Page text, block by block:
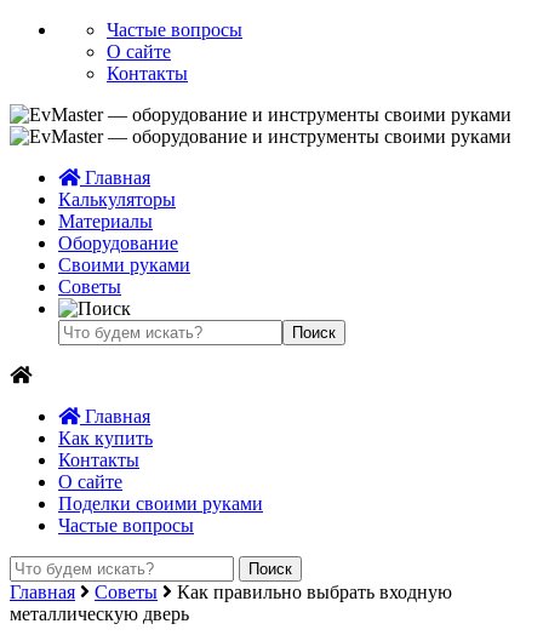
Частые вопросы
О сайте
Контакты
Главная
Калькуляторы
Материалы
Оборудование
Своими руками
Советы
Главная
Как купить
Контакты
О сайте
Поделки своими руками
Частые вопросы
Главная Советы
Как правильно выбрать входную
металлическую дверь